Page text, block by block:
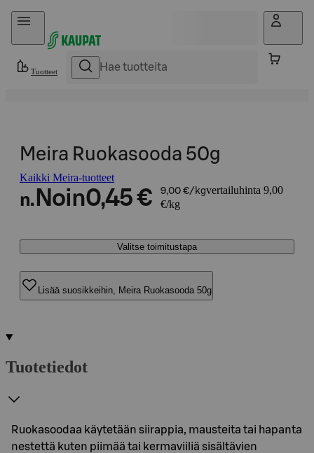
Hyppää sisältöön
Tuotteet
Meira Ruokasooda 50g
Kaikki Meira-tuotteet
n. Noin0,45 € 9,00 €/kgvertailuhinta 9,00
€/kg
Valitse toimitustapa
Lisää suosikkeihin, Meira Ruokasooda 50g
Tuotetiedot
Ruokasoodaa käytetään siirappia, mausteita tai hapanta
nestettä kuten piimää tai kermaviiliä sisältävien